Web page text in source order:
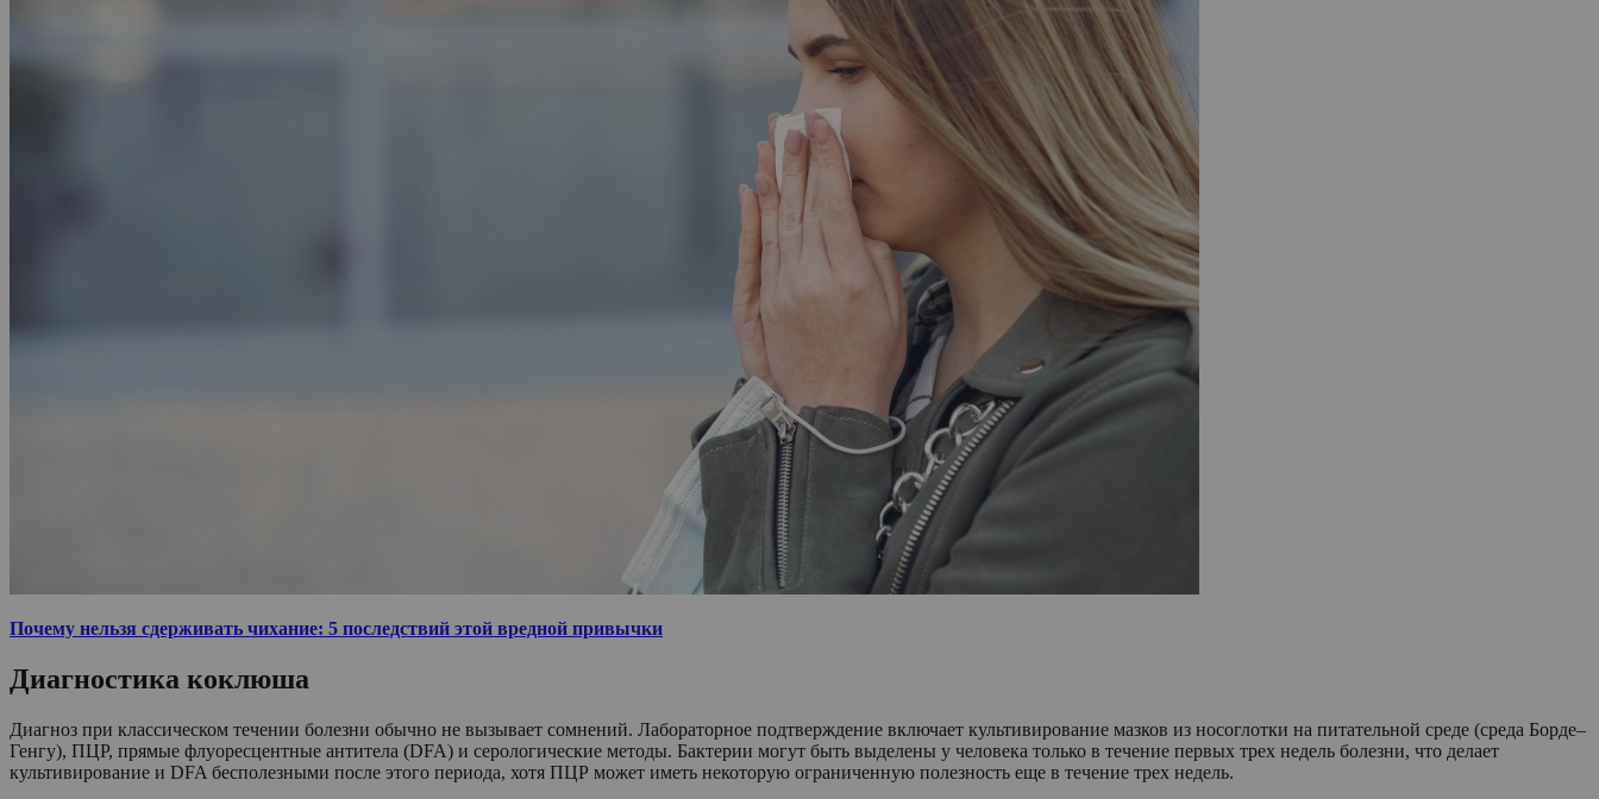
Почему нельзя сдерживать чихание: 5 последствий этой вредной привычки
Диагностика коклюша
Диагноз при классическом течении болезни обычно не вызывает сомнений. Лабораторное подтверждение включает культивирование мазков из носоглотки на питательной среде (среда Борде–
Генгу), ПЦР, прямые флуоресцентные антитела (DFA) и серологические методы. Бактерии могут быть выделены у человека только в течение первых трех недель болезни, что делает
культивирование и DFA бесполезными после этого периода, хотя ПЦР может иметь некоторую ограниченную полезность еще в течение трех недель.